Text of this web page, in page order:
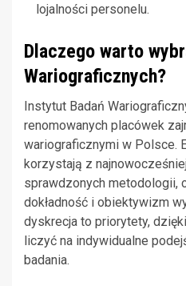
lojalności personelu.
Dlaczego warto
Wariograficznych?
Instytut Badań
renomowanych placówek
wariograficznymi w Polsce.
korzystają z
sprawdzonych metodologii,
dokładność i obiektywizm
dyskrecja to priorytety,
liczyć na indywidualne
badania.